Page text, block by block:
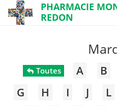
PHARMACIE
REDON
Toutes A B
G
H I J L